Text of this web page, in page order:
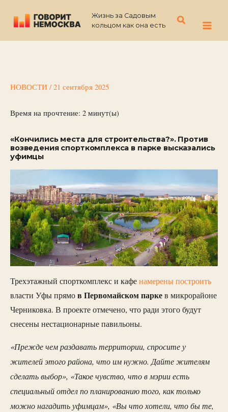
содержимому
Жизнь за Садовым
кольцом как она есть
Поиск
НОВОСТИ / 21 сентября 2025
Время на прочтение: 2 минут(ы)
«Кончились места для строительства?». Против
возведения спорткомплекса в парке высказались
уфимцы
Трехэтажный спорткомплекс и кафенамерены построить
власти Уфы прямов Первомайском паркев микрорайоне
Черниковка. В проекте отмечено, что ради этого будут
снесены нестационарные павильоны.
«Прежде чем раздавать территории, спросите у
жителей этого района, что им нужно. Дайте жителям
сделать выбор», «Такое чувство, что в мэрии есть
специальный отдел по планированию того, как только
можно нагадить уфимцам», «Вы что хотели, что бы те,